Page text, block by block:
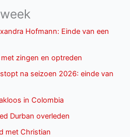
Hofmann: Einde van een
zingen en optreden
na seizoen 2026: einde van
in Colombia
Durban overleden
met Christian